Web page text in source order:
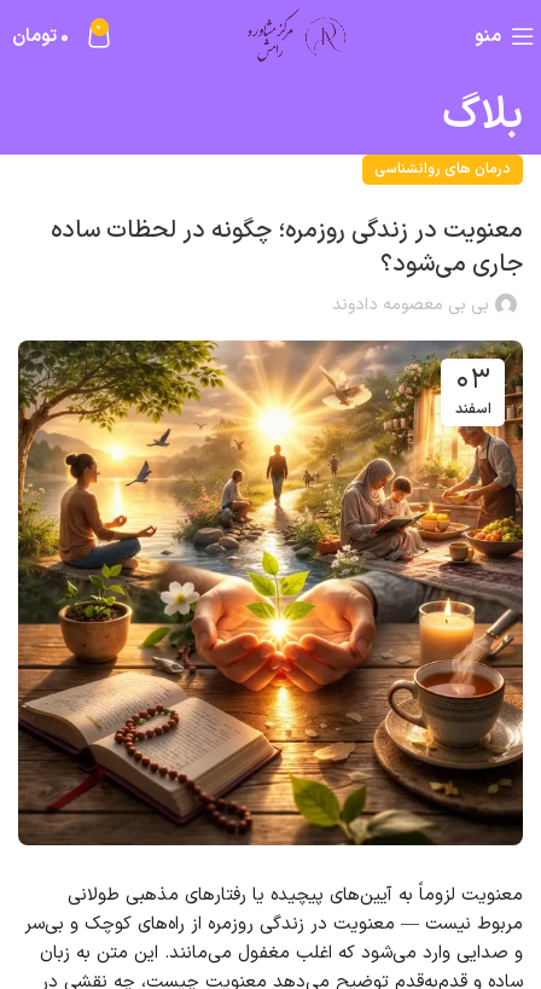
منو ۰ ۰تومان
بلاگ
درمان های روانشناسی
معنویت در زندگی روزمره؛ چگونه در لحظات ساده
جاری می‌شود؟
بی بی معصومه دادوند
۰۳
اسفند
معنویت لزوماً به آیین‌های پیچیده یا رفتارهای مذهبی طولانی
مربوط نیست — معنویت در زندگی روزمره از راه‌های کوچک و بی‌سر
و صدایی وارد می‌شود که اغلب مغفول می‌مانند. این متن به زبان
ساده و قدم‌به‌قدم توضیح می‌دهد معنویت چیست، چه نقشی در